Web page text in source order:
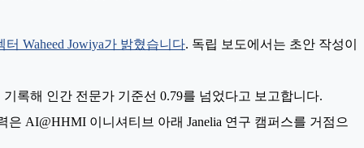
Waheed Jowiya가 밝혔습니다. 독립 보도에서는 초안 작성이
기록해 인간 전문가 기준선 0.79를 넘었다고 보고합니다.
AI@HHMI 이니셔티브 아래 Janelia 연구 캠퍼스를 거점으